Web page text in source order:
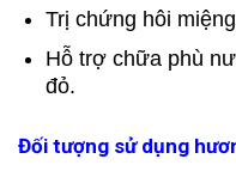
Trị chứng hôi
Hỗ trợ chữa phù
đỏ.
Đối tượng sử dụng